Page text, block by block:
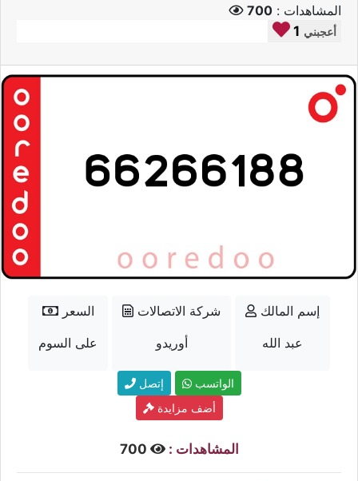
المشاهدات : 700
1 أعجبني
السعر
على السوم
شركة الاتصالات
أوريدو
إسم المالك
عبد الله
إتصل
الواتسب
أضف مزايدة
المشاهدات :